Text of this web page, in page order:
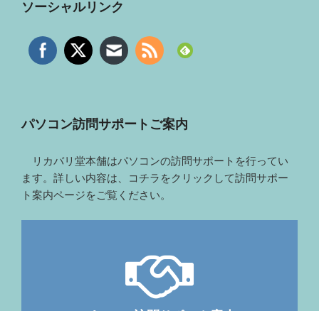
ソーシャルリンク
パソコン訪問サポートご案内
リカバリ堂本舗はパソコンの訪問サポートを行ってい
ます。詳しい内容は、コチラをクリックして訪問サポー
ト案内ページをご覧ください。